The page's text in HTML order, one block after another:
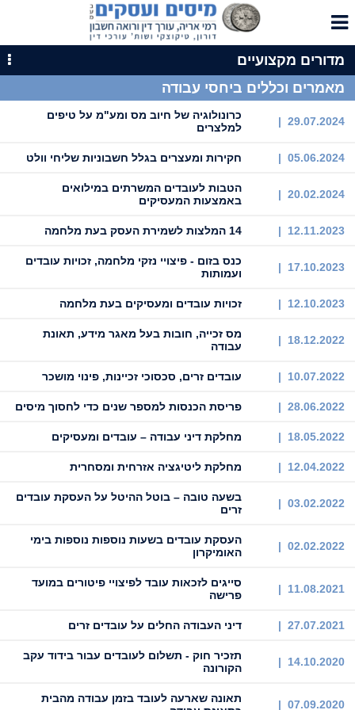
מדורים מקצועיים
מאמרים וכללים ביחסי עבודה
29.07.2024 |
כרונולוגיה של חיוב מס ומע"מ על טיפים
למלצרים
05.06.2024 | חקירות ומעצרים בגלל חשבוניות שליחי וולט
20.02.2024 |
הטבות לעובדים המשרתים במילואים
באמצעות המעסיקים
12.11.2023 | 14 המלצות לשמירת העסק בעת מלחמה
17.10.2023 |
כנס בזום - פיצויי נזקי מלחמה, זכויות עובדים
ועמותות
12.10.2023 | זכויות עובדים ומעסיקים בעת מלחמה
18.12.2022 |
מס זכייה, חובות בעל מאגר מידע, תאונת
עבודה
10.07.2022 | עובדים זרים, סכסוכי זכיינות, פינוי מושכר
28.06.2022 | פריסת הכנסות למספר שנים כדי לחסוך מיסים
18.05.2022 | מחלקת דיני עבודה – עובדים ומעסיקים
12.04.2022 | מחלקת ליטיגציה אזרחית ומסחרית
03.02.2022 |
בשעה טובה – בוטל ההיטל על העסקת עובדים
זרים
02.02.2022 |
העסקת עובדים בשעות נוספות נוספות בימי
האומיקרון
11.08.2021 |
סייגים לזכאות עובד לפיצויי פיטורים במועד
פרישה
27.07.2021 | דיני העבודה החלים על עובדים זרים
14.10.2020 |
תזכיר חוק - תשלום לעובדים עבור בידוד עקב
הקורונה
07.09.2020 |
תאונה שארעה לעובד בזמן עבודה מהבית